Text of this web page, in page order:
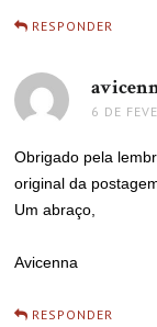
RESPONDER
6 DE
Obrigado pela
original da
Um abraço,
Avicenna
RESPONDER